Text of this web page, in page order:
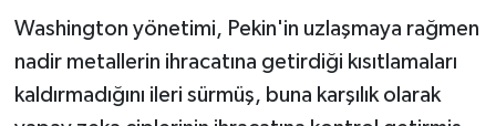
Washington yönetimi, Pekin'in uzlaşmaya rağmen
nadir metallerin ihracatına getirdiği kısıtlamaları
kaldırmadığını ileri sürmüş, buna karşılık olarak